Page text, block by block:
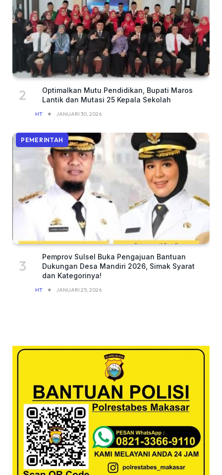
Optimalkan Mutu Pendidikan, Bupati Maros
Lantik dan Mutasi 25 Kepala Sekolah
HT JANUARI 30, 2026
PEMERINTAH
Pemprov Sulsel Buka Pengajuan Bantuan
Dukungan Desa Mandiri 2026, Simak Syarat
dan Kategorinya!
HT JANUARI 25, 2026